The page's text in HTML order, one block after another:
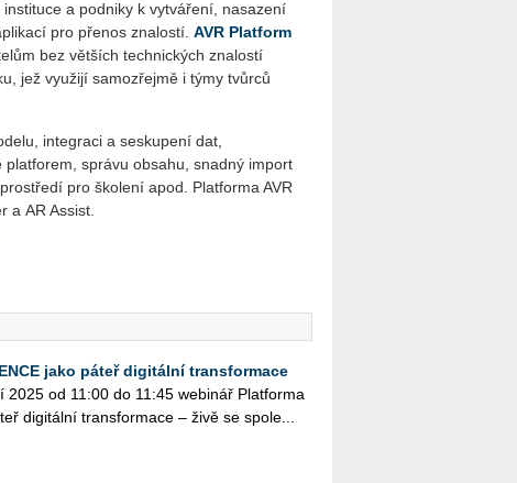
a podniky k vytváření, nasazení
pro přenos znalostí. AVR Platform
bez větších technických znalostí
jež využijí samozřejmě i týmy tvůrců
integraci a seskupení dat,
správu obsahu, snadný import
pro školení apod. Platforma AVR
a AR Assist.
jako páteř digitální transformace
2025 od 11:00 do 11:45 webi­nář Plat­for­ma
di­gi­tál­ní trans­for­ma­ce – živě se spo­le...